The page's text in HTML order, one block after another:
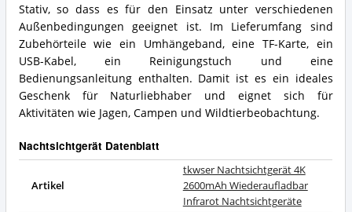
Stativ, so dass es für den Einsatz unter verschiedenen
Außenbedingungen geeignet ist. Im Lieferumfang sind
Zubehörteile wie ein Umhängeband, eine TF-Karte, ein
USB-Kabel, ein Reinigungstuch und eine
Bedienungsanleitung enthalten. Damit ist es ein ideales
Geschenk für Naturliebhaber und eignet sich für
Aktivitäten wie Jagen, Campen und Wildtierbeobachtung.
Nachtsichtgerät Datenblatt
Artikel
tkwser Nachtsichtgerät 4K
2600mAh Wiederaufladbar
Infrarot Nachtsichtgeräte